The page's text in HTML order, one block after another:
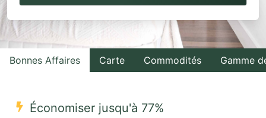
to
interact
with
the
to
interact
with
the
Bonnes Affaires Carte Commodités Gamme
Économiser jusqu'à 77%